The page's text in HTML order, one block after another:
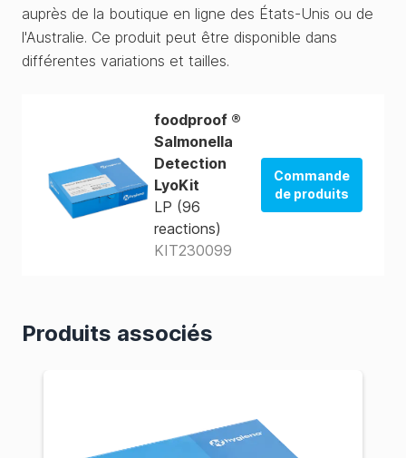
auprès de la boutique en ligne des États-Unis ou de
l'Australie. Ce produit peut être disponible dans
différentes variations et tailles.
foodproof ®
Salmonella
Detection
LyoKit
LP (96
reactions)
KIT230099
Commande
de produits
Produits associés